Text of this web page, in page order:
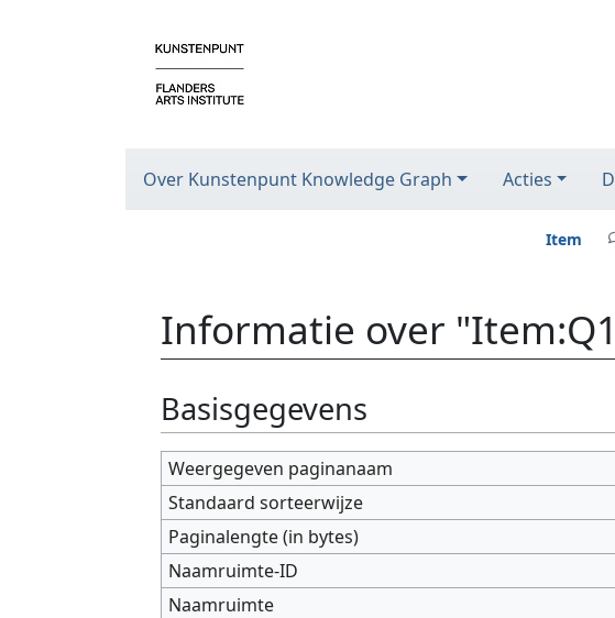
Over Kunstenpunt Knowledge Graph Acties
Item
Informatie over
Basisgegevens
Weergegeven paginanaam
Standaard sorteerwijze
Paginalengte (in bytes)
Naamruimte-ID
Naamruimte